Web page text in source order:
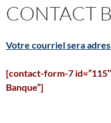
CONTACT
Votre courriel sera
[contact-form-7
Banque”]